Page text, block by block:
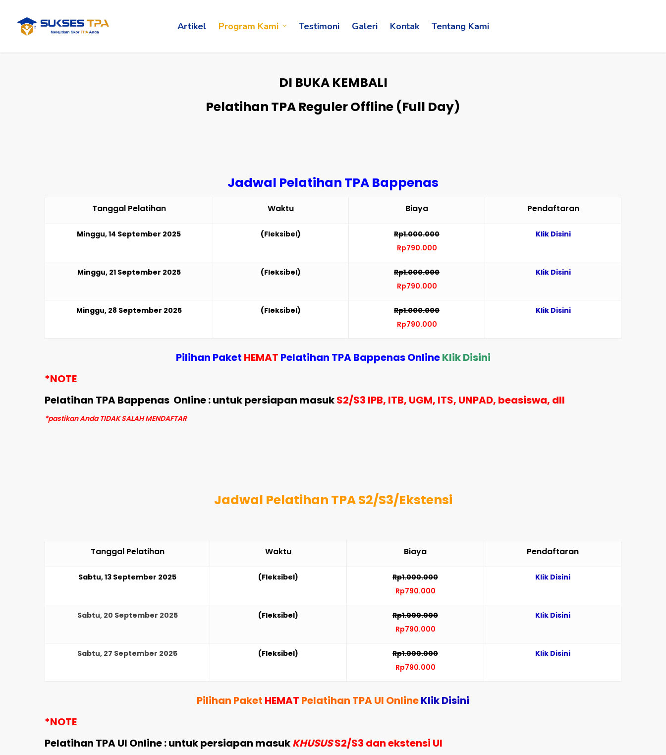
Artikel Program Kami Testimoni Galeri Kontak Tentang Kami
DI BUKA KEMBALI
Pelatihan TPA Reguler Offline (Full Day)
Jadwal Pelatihan TPA Bappenas
Tanggal Pelatihan Waktu Biaya Pendaftaran
Minggu, 14 September 2025 (Fleksibel)
Rp1.000.000
Rp790.000
Klik Disini
Minggu, 21 September 2025 (Fleksibel)
Rp1.000.000
Rp790.000
Klik Disini
Minggu, 28 September 2025 (Fleksibel)
Rp1.000.000
Rp790.000
Klik Disini
Pilihan Paket HEMAT Pelatihan TPA Bappenas OnlineKlik Disini
*NOTE
Pelatihan TPA Bappenas Online : untuk persiapan masukS2/S3 IPB, ITB, UGM, ITS, UNPAD, beasiswa, dll
*pastikan Anda TIDAK SALAH MENDAFTAR
Jadwal Pelatihan TPA S2/S3/Ekstensi
Tanggal Pelatihan Waktu Biaya Pendaftaran
Sabtu, 13 September 2025 (Fleksibel)
Rp1.000.000
Rp790.000
Klik Disini
Sabtu, 20 September 2025 (Fleksibel)
Rp1.000.000
Rp790.000
Klik Disini
Sabtu, 27 September 2025 (Fleksibel)
Rp1.000.000
Rp790.000
Klik Disini
Pilihan Paket HEMAT Pelatihan TPA UI OnlineKlik Disini
*NOTE
Pelatihan TPA UI Online : untuk persiapan masukKHUSUSS2/S3 dan ekstensi UI